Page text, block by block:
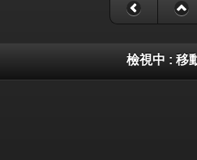
檢視中 : 移